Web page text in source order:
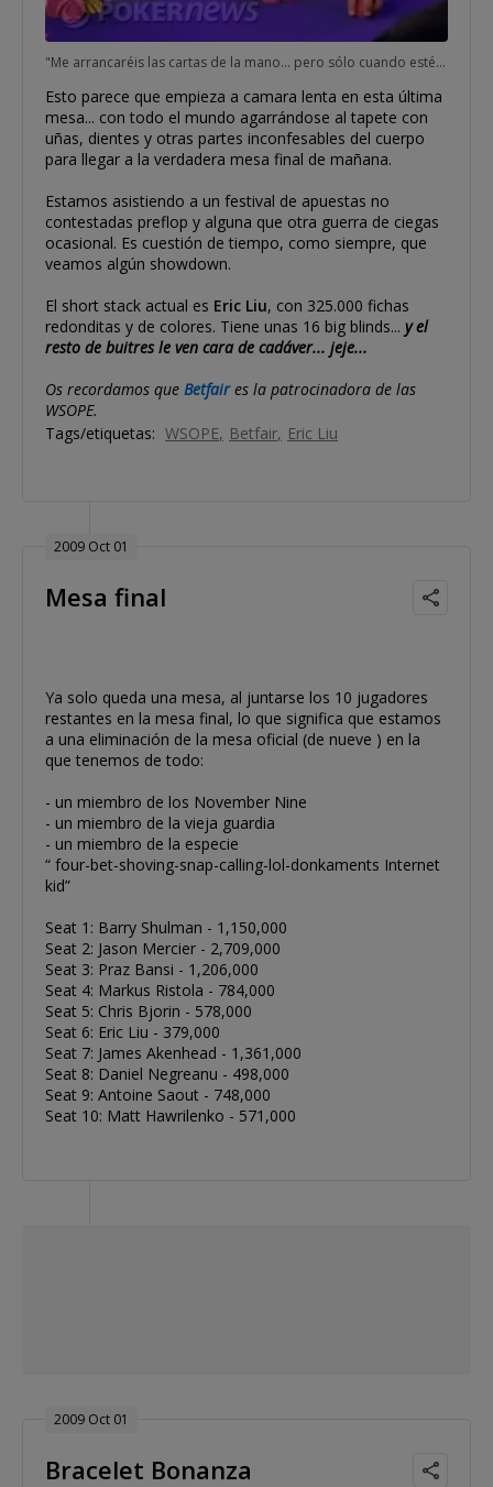
"Me arrancaréis las cartas de la mano... pero sólo cuando esté frío mi cadáver, malditos!"... Liu se defenderá con uñas y dientes, a buen seguro.
Esto parece que empieza a camara lenta en esta última
mesa... con todo el mundo agarrándose al tapete con
uñas, dientes y otras partes inconfesables del cuerpo
para llegar a la verdadera mesa final de mañana.
Estamos asistiendo a un festival de apuestas no
contestadas preflop y alguna que otra guerra de ciegas
ocasional. Es cuestión de tiempo, como siempre, que
veamos algún showdown.
El short stack actual es Eric Liu, con 325.000 fichas
redonditas y de colores. Tiene unas 16 big blinds... y el
resto de buitres le ven cara de cadáver... jeje...
Os recordamos que Betfaires la patrocinadora de las
WSOPE.
Tags/etiquetas: WSOPE Betfair Eric Liu
2009 Oct 01
Mesa final
Ya solo queda una mesa, al juntarse los 10 jugadores
restantes en la mesa final, lo que significa que estamos
a una eliminación de la mesa oficial (de nueve ) en la
que tenemos de todo:
- un miembro de los November Nine
- un miembro de la vieja guardia
- un miembro de la especie
“ four-bet-shoving-snap-calling-lol-donkaments Internet
kid”
Seat 1: Barry Shulman - 1,150,000
Seat 2: Jason Mercier - 2,709,000
Seat 3: Praz Bansi - 1,206,000
Seat 4: Markus Ristola - 784,000
Seat 5: Chris Bjorin - 578,000
Seat 6: Eric Liu - 379,000
Seat 7: James Akenhead - 1,361,000
Seat 8: Daniel Negreanu - 498,000
Seat 9: Antoine Saout - 748,000
Seat 10: Matt Hawrilenko - 571,000
2009 Oct 01
Bracelet Bonanza